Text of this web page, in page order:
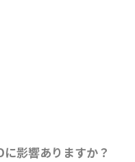
影響ありますか？